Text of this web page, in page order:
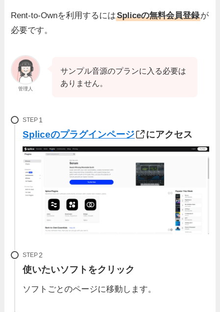
Rent-to-Ownを利用するにはSpliceの無料会員登録が
必要です。
管理人
サンプル音源のプランに入る必要は
ありません。
STEP
Spliceのプラグインページ にアクセス
STEP
使いたいソフトをクリック
ソフトごとのページに移動します。